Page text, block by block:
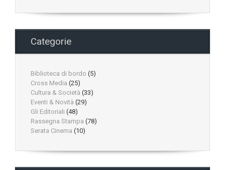
Categorie
Biblioteca di bordo (5)
Cross Media (25)
Cultura & Società (33)
Eventi & Novità (29)
Gli Editoriali (48)
Rassegna Stampa (78)
Serata Cinema (10)